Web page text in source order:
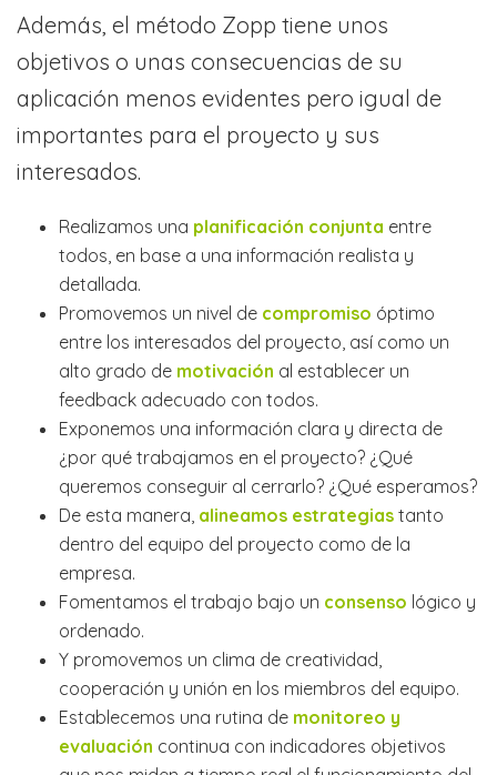
Además, el método Zopp tiene unos
objetivos o unas consecuencias de su
aplicación menos evidentes pero igual de
importantes para el proyecto y sus
interesados.
Realizamos una planificación conjunta entre
todos, en base a una información realista y
detallada.
Promovemos un nivel de compromiso óptimo
entre los interesados del proyecto, así como un
alto grado de motivación al establecer un
feedback adecuado con todos.
Exponemos una información clara y directa de
¿por qué trabajamos en el proyecto? ¿Qué
queremos conseguir al cerrarlo? ¿Qué esperamos?
De esta manera, alineamos estrategiastanto
dentro del equipo del proyecto como de la
empresa.
Fomentamos el trabajo bajo un consenso lógico y
ordenado.
Y promovemos un clima de creatividad,
cooperación y unión en los miembros del equipo.
Establecemos una rutina de monitoreo y
evaluación continua con indicadores objetivos